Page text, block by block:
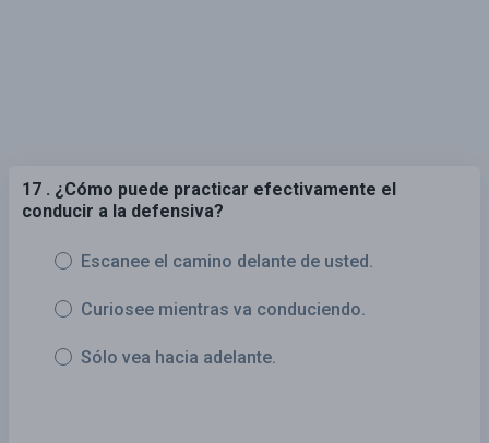
17 . ¿Cómo puede practicar efectivamente el
conducir a la defensiva?
Escanee el camino delante de usted.
Curiosee mientras va conduciendo.
Sólo vea hacia adelante.